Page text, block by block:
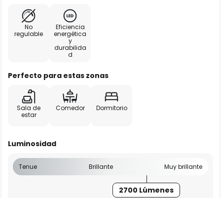
No
regulable
Eficiencia
energética
y
durabilida
d
Perfecto para estas zonas
Sala de
estar
Comedor Dormitorio
Luminosidad
Tenue Brillante Muy brillante
2700 Lúmenes